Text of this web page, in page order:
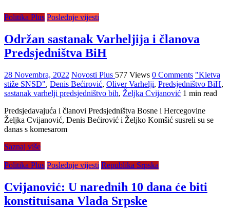
Politika Plus Poslednje vijesti
Održan sastanak Varheljija i članova
Predsjedništva BiH
28 Novembra, 2022 Novosti Plus 577 Views 0 Comments "Kletva
stiže SNSD", Denis Bećirović, Oliver Varhelji, Predsjedništvo BiH,
sastanak varhelji predsjedništvo bih, Željka Cvijanović 1 min read
Predsjedavajuća i članovi Predsjedništva Bosne i Hercegovine
Željka Cvijanović, Denis Bećirović i Željko Komšić susreli su se
danas s komesarom
Saznaj više
Politika Plus Poslednje vijesti Republika Srpska
Cvijanović: U narednih 10 dana će biti
konstituisana Vlada Srpske